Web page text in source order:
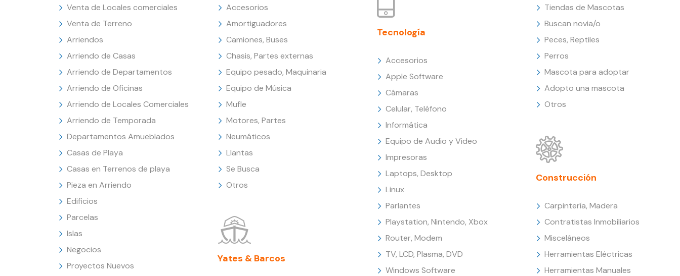
Venta de Locales comerciales
Venta de Terreno
Arriendos
Arriendo de Casas
Arriendo de Departamentos
Arriendo de Oficinas
Arriendo de Locales Comerciales
Arriendo de Temporada
Departamentos Amueblados
Casas de Playa
Casas en Terrenos de playa
Pieza en Arriendo
Edificios
Parcelas
Islas
Negocios
Proyectos Nuevos
Accesorios
Amortiguadores
Camiones, Buses
Chasis, Partes externas
Equipo pesado, Maquinaria
Equipo de Música
Mufle
Motores, Partes
Neumáticos
Llantas
Se Busca
Otros
Yates & Barcos
Tecnología
Accesorios
Apple Software
Cámaras
Celular, Teléfono
Informática
Equipo de Audio y Video
Impresoras
Laptops, Desktop
Linux
Parlantes
Playstation, Nintendo, Xbox
Router, Modem
TV, LCD, Plasma, DVD
Windows Software
Tiendas de Mascotas
Buscan novia/o
Peces, Reptiles
Perros
Mascota para adoptar
Adopto una mascota
Otros
Construcción
Carpintería, Madera
Contratistas Inmobiliarios
Misceláneos
Herramientas Eléctricas
Herramientas Manuales